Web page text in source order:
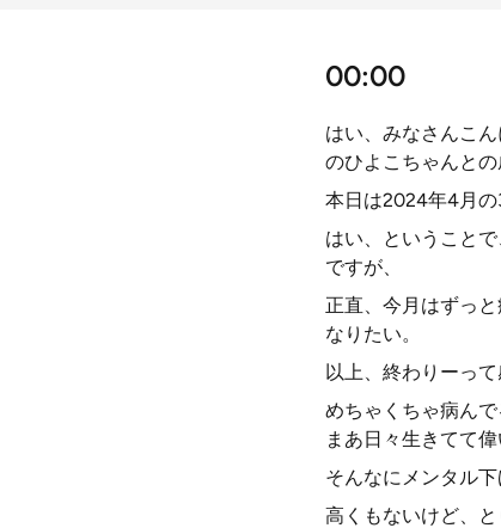
00:00
はい、みなさんこ
のひよこちゃんと
本日は2024年4月の
はい、ということ
ですが、
正直、今月はずっ
なりたい。
以上、終わりーって
めちゃくちゃ病ん
まあ日々生きてて偉
そんなにメンタル
高くもないけど、